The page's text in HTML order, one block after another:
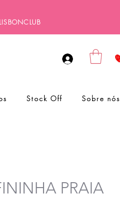
Stock Off Sobre nós
PRAIA